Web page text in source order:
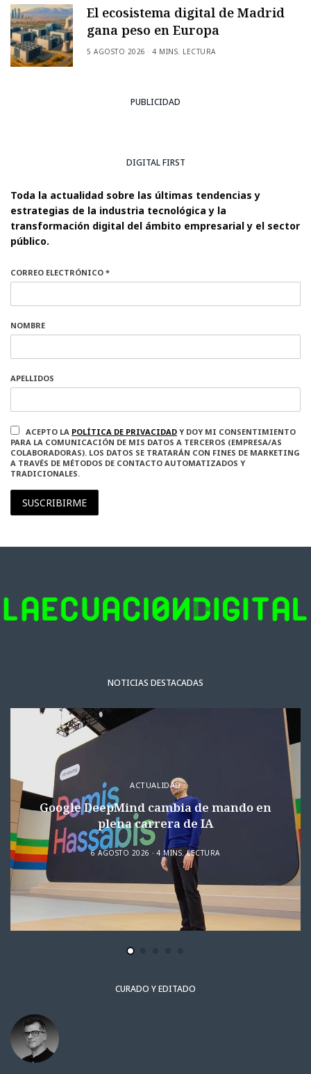
El ecosistema digital de Madrid
gana peso en Europa
5 AGOSTO 2026 4 MINS. LECTURA
PUBLICIDAD
DIGITAL FIRST
Toda la actualidad sobre las últimas tendencias y
estrategias de la industria tecnológica y la
transformación digital del ámbito empresarial y el sector
público.
CORREO ELECTRÓNICO *
NOMBRE
APELLIDOS
ACEPTO LA POLÍTICA DE PRIVACIDAD Y DOY MI CONSENTIMIENTO
PARA LA COMUNICACIÓN DE MIS DATOS A TERCEROS (EMPRESA/AS
COLABORADORAS). LOS DATOS SE TRATARÁN CON FINES DE MARKETING
A TRAVÉS DE MÉTODOS DE CONTACTO AUTOMATIZADOS Y
TRADICIONALES.
SUSCRIBIRME
NOTICIAS DESTACADAS
ACTUALIDAD
Google DeepMind cambia de mando en
plena carrera de IA
6 AGOSTO 2026 4 MINS. LECTURA
CURADO Y EDITADO